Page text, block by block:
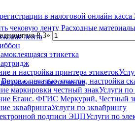
Расходные материалы
лента
этикетка
Услуги
Услуги по эквайрингу
Услуги по
8.3»
обеспечение